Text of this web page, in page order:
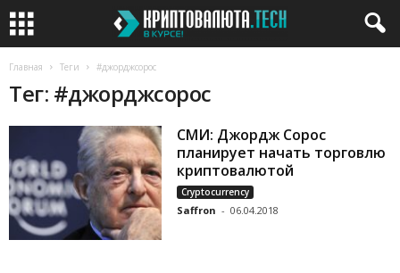
Главная Теги #джорджсорос
Тег: #джорджсорос
СМИ: Джордж Сорос
планирует начать торговлю
криптовалютой
Cryptocurrency
Saffron - 06.04.2018